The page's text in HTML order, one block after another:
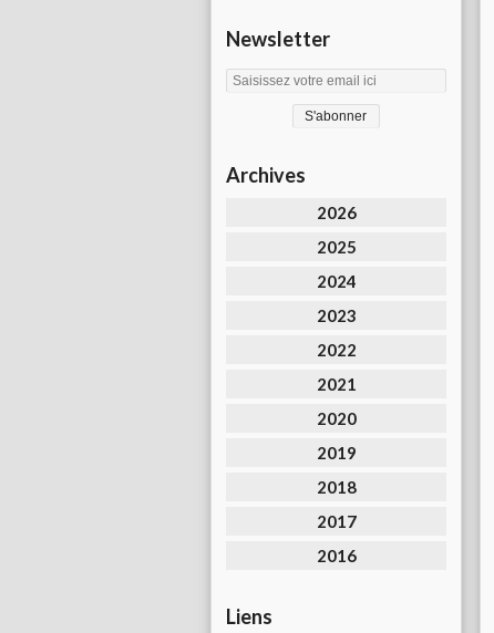
Newsletter
Archives
2026
2025
2024
2023
2022
2021
2020
2019
2018
2017
2016
Liens